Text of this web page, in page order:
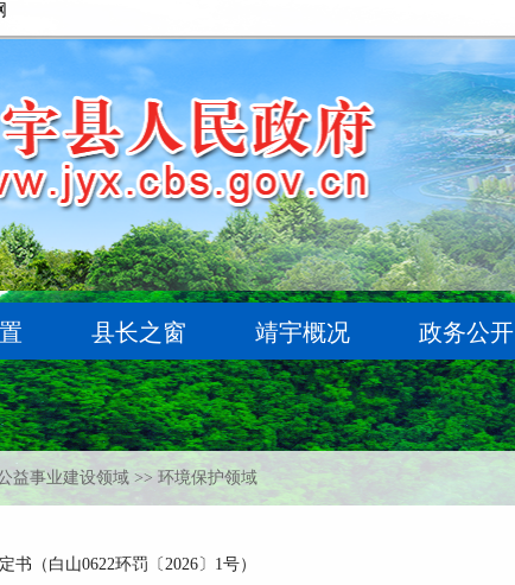
益事业建设领域 >> 环境保护领域
（白山0622环罚〔2026〕1号）